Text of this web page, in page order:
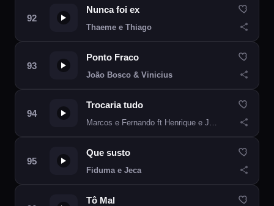
Nunca foi ex
Thaeme e Thiago
Ponto Fraco
João Bosco & Vinicius
Trocaria tudo
Marcos e Fernando ft Henrique e Juliano
Que susto
Fiduma e Jeca
Tô Mal